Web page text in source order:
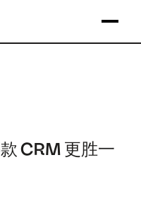
CRM 更胜一